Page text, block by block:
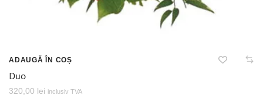
ADAUGĂ ÎN COȘ
Duo
320,00 lei inclusiv TVA